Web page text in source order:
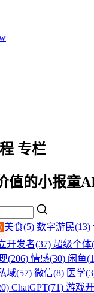
专栏
值的小报童
美食(5) 数字游民(13)
开发者(37) 超级个体
(206) 情感(30) 闲鱼
域(57) 微信(8) 医学
ChatGPT(71) 游戏